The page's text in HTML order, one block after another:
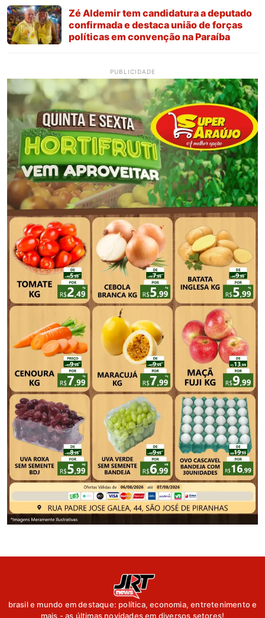
Zé Aldemir tem candidatura a deputado
confirmada e destaca união de forças
políticas em convenção na Paraíba
PUBLICIDADE
brasil e mundo em destaque: política, economia, entretenimento e
mais - as últimas novidades em diversos setores!